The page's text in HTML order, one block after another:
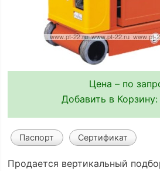
Цена – по
Добавить в Корзину:
Паспорт Сертификат
Продается вертикальный